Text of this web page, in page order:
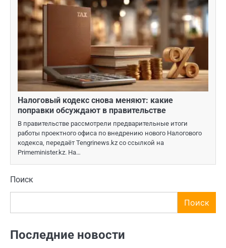
Налоговый кодекс снова меняют: какие
поправки обсуждают в правительстве
В правительстве рассмотрели предварительные итоги
работы проектного офиса по внедрению нового Налогового
кодекса, передаёт Tengrinews.kz со ссылкой на
Primeminister.kz. На…
Поиск
Поиск
Последние новости